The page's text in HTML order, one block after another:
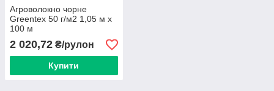
Агроволокно чорне
Greentex 50 г/м2 1,05 м х
100 м
2 020,72 ₴/рулон
Купити